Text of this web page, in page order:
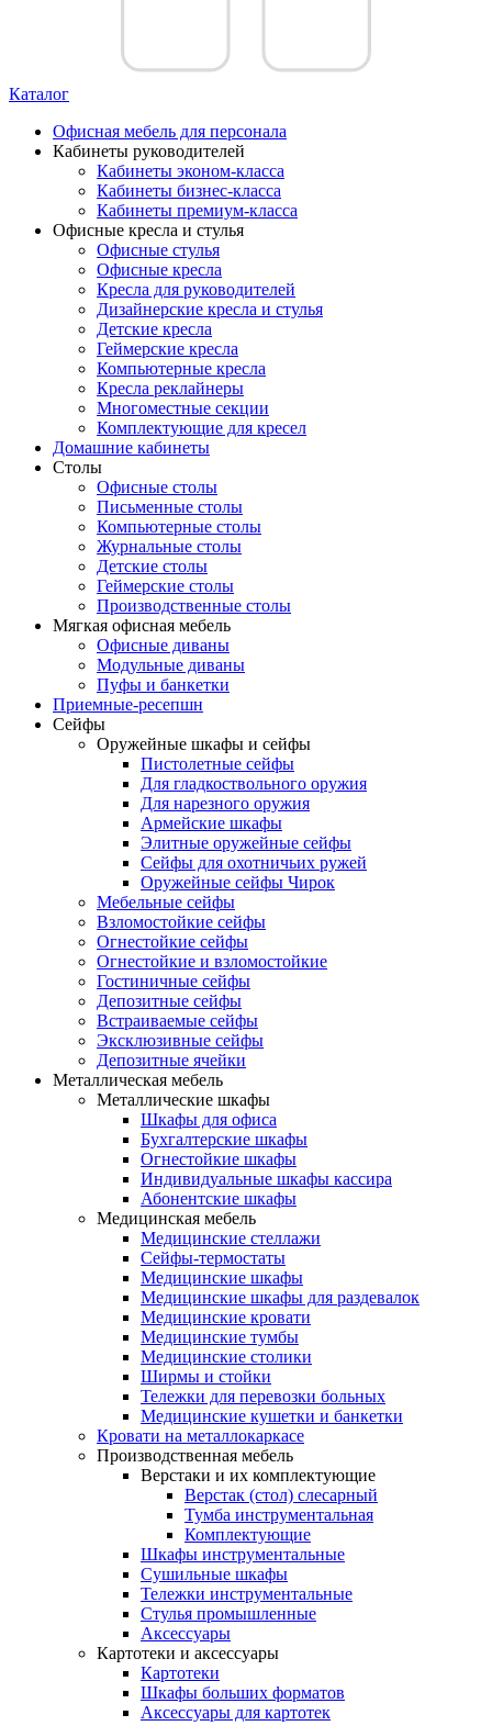
Каталог
Офисная мебель для персонала
Кабинеты руководителей
Кабинеты эконом-класса
Кабинеты бизнес-класса
Кабинеты премиум-класса
Офисные кресла и стулья
Офисные стулья
Офисные кресла
Кресла для руководителей
Дизайнерские кресла и стулья
Детские кресла
Геймерские кресла
Компьютерные кресла
Кресла реклайнеры
Многоместные секции
Комплектующие для кресел
Домашние кабинеты
Столы
Офисные столы
Письменные столы
Компьютерные столы
Журнальные столы
Детские столы
Геймерские столы
Производственные столы
Мягкая офисная мебель
Офисные диваны
Модульные диваны
Пуфы и банкетки
Приемные-ресепшн
Сейфы
Оружейные шкафы и сейфы
Пистолетные сейфы
Для гладкоствольного оружия
Для нарезного оружия
Армейские шкафы
Элитные оружейные сейфы
Сейфы для охотничьих ружей
Оружейные сейфы Чирок
Мебельные сейфы
Взломостойкие сейфы
Огнестойкие сейфы
Огнестойкие и взломостойкие
Гостиничные сейфы
Депозитные сейфы
Встраиваемые сейфы
Эксклюзивные сейфы
Депозитные ячейки
Металлическая мебель
Металлические шкафы
Шкафы для офиса
Бухгалтерские шкафы
Огнестойкие шкафы
Индивидуальные шкафы кассира
Абонентские шкафы
Медицинская мебель
Медицинские стеллажи
Сейфы-термостаты
Медицинские шкафы
Медицинские шкафы для раздевалок
Медицинские кровати
Медицинские тумбы
Медицинские столики
Ширмы и стойки
Тележки для перевозки больных
Медицинские кушетки и банкетки
Кровати на металлокаркасе
Производственная мебель
Верстаки и их комплектующие
Верстак (стол) слесарный
Тумба инструментальная
Комплектующие
Шкафы инструментальные
Сушильные шкафы
Тележки инструментальные
Стулья промышленные
Аксессуары
Картотеки и аксессуары
Картотеки
Шкафы больших форматов
Аксессуары для картотек